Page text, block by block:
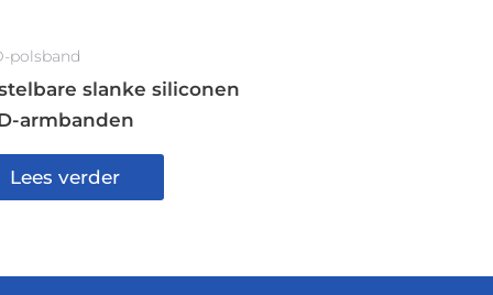
polsband
slanke siliconen
armbanden
Lees verder